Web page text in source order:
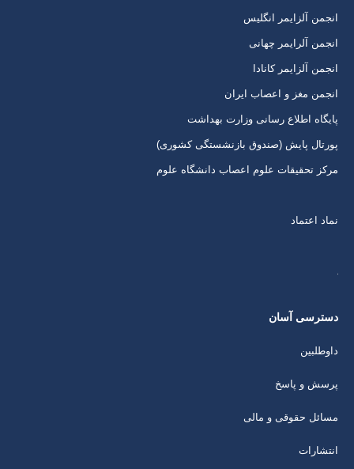
پنجره
جدید
پنجره
جدید
پنجره
جدید
پنجره
جدید
انجمن آلزایمر انگلیس
انجمن آلرایمر چهانی
انجمن آلزایمر کانادا
انجمن مغز و اعصاب ایران
پایگاه اطلاع رسانی وزارت بهداشت
پورتال پایش (صندوق بازنشستگی کشوری)
مرکز تحقیقات علوم اعصاب دانشگاه علوم
نماد اعتماد
دسترسی آسان
داوطلبین
پرسش و پاسخ
مسائل حقوقی و مالی
انتشارات